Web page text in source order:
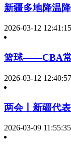
新疆多地降温
2026-03-12 12:41:15
篮球——CBA常
2026-03-12 12:40:57
两会丨新疆代
2026-03-09 11:55:35